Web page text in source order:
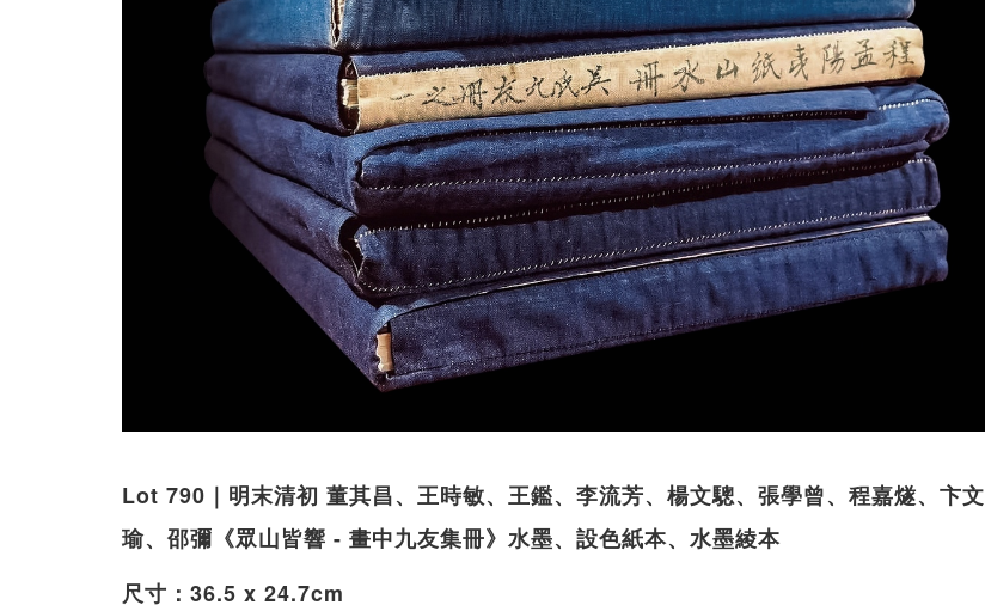
Lot 790｜明末清初 董其昌、王時敏、王鑑、李流芳、楊文驄、張學曾、程嘉燧、卞文
瑜、邵彌《眾山皆響 - 畫中九友集冊》水墨、設色紙本、水墨綾本
尺寸：36.5 x 24.7cm